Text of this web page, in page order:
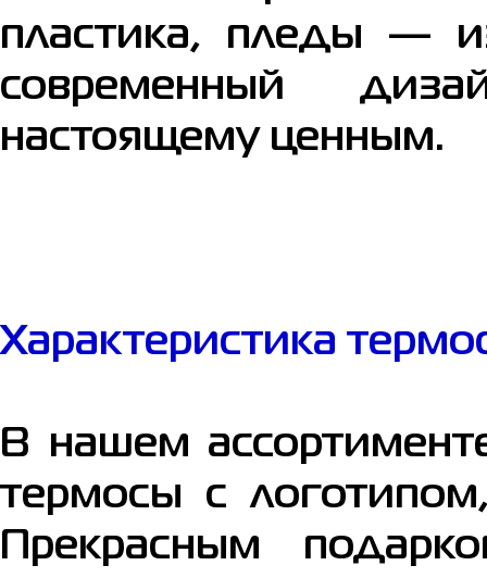
пластика, пледы —
современный
настоящему ценным.
Характеристика
В нашем
термосы с
Прекрасным